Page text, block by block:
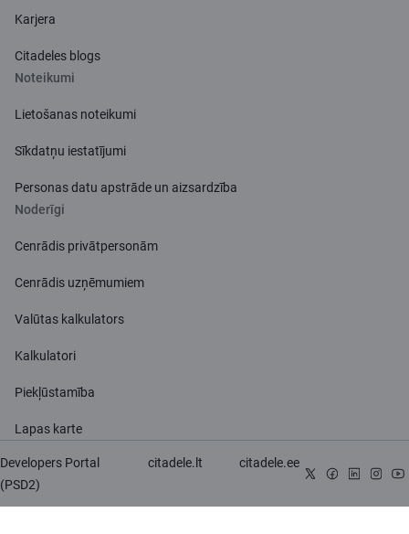
Karjera
Citadeles blogs
Noteikumi
Lietošanas noteikumi
Sīkdatņu iestatījumi
Personas datu apstrāde un aizsardzība
Noderīgi
Cenrādis privātpersonām
Cenrādis uzņēmumiem
Valūtas kalkulators
Kalkulatori
Piekļūstamība
Lapas karte
Developers Portal
(PSD2)
citadele.lt citadele.ee